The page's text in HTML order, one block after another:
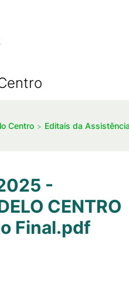
Centro Editais da
-
CENTRO
Final.pdf